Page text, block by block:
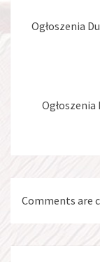
Ogłoszenia
Ogłoszenia
Comments are